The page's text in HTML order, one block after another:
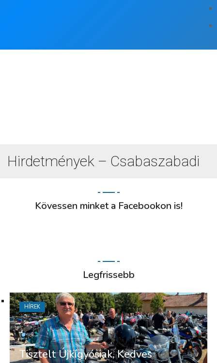
Hirdetmények –
Hirdetmények – Csabaszabadi
Kövessen minket a Facebookon is!
Legfrissebb
Tisztelt Újkígyósiak, Kedves
HÍREK